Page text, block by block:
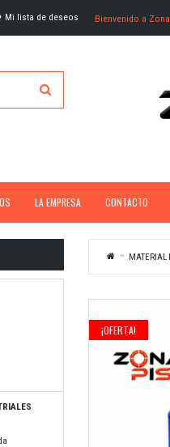
Mi lista de deseos Bienvenido a
LA EMPRESA CONTACTO
¡OFERTA!